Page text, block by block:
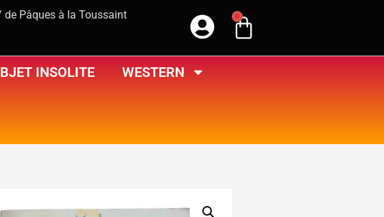
de Pâques à la Toussaint
0
INSOLITE
WESTERN